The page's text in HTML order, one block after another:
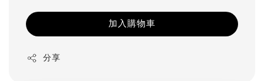
加入購物車
分享